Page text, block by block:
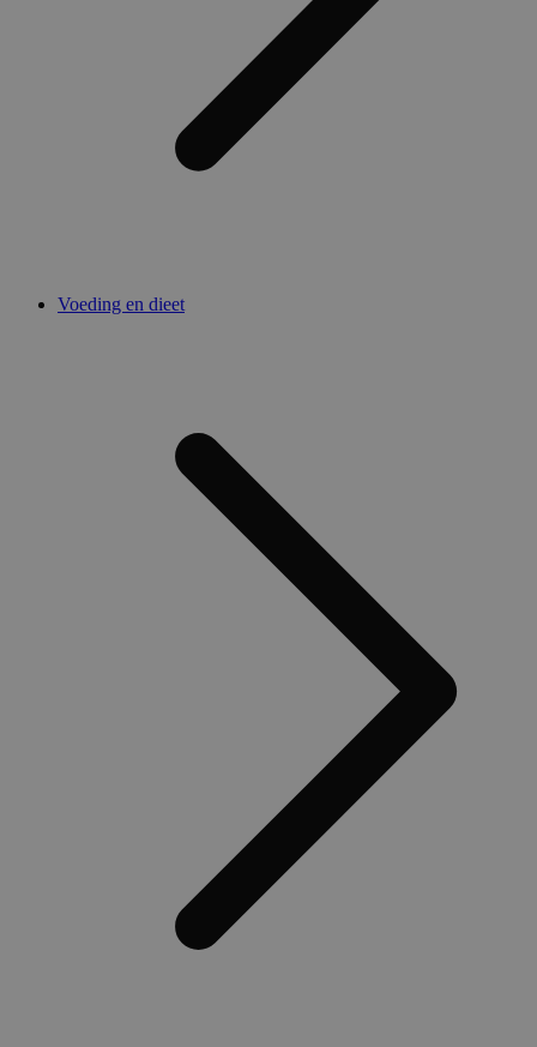
Voeding en dieet